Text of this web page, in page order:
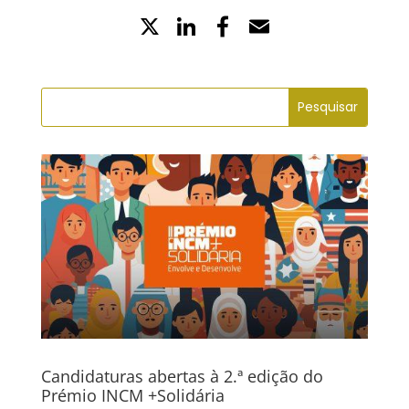
X LinkedIn
Partilhe
Facebook
Candidaturas abertas à 2.ª edição do
Prémio INCM +Solidária